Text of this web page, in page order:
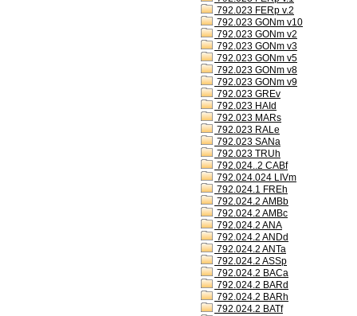
792.023 FERp v.2
792.023 GONm v10
792.023 GONm v2
792.023 GONm v3
792.023 GONm v5
792.023 GONm v8
792.023 GONm v9
792.023 GREv
792.023 HAId
792.023 MARs
792.023 RALe
792.023 SANa
792.023 TRUh
792.024..2 CABf
792.024.024 LIVm
792.024.1 FREh
792.024.2 AMBb
792.024.2 AMBc
792.024.2 ANA
792.024.2 ANDd
792.024.2 ANTa
792.024.2 ASSp
792.024.2 BACa
792.024.2 BARd
792.024.2 BARh
792.024.2 BATf